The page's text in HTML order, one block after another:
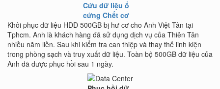
Cứu dữ liệu ổ
cứng Chết cơ
Khôi phục dữ liệu HDD 500GB bị hư cơ cho Anh Việt Tân tại
Tphcm. Anh là khách hàng đã sử dụng dịch vụ của Thiên Tân
nhiều năm liền. Sau khi kiểm tra can thiệp và thay thế linh kiện
trong phòng sạch và truy xuất dữ liệu. Toàn bộ 500GB dữ liệu của
Anh đã được phục hồi sau 1 ngày.